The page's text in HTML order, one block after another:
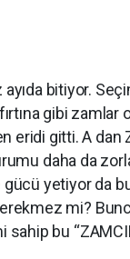
bitiyor.
gibi zamlar
eridi gitti. A
daha da
yetiyor da
mi?
bu